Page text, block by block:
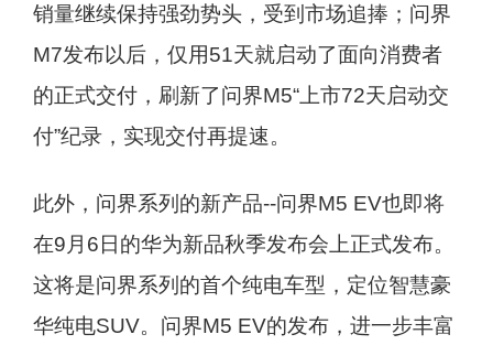
销量继续保持强劲势头，受到市场追捧；问界
M7发布以后，仅用51天就启动了面向消费者
的正式交付，刷新了问界M5“上市72天启动交
付”纪录，实现交付再提速。
此外，问界系列的新产品--问界M5 EV也即将
在9月6日的华为新品秋季发布会上正式发布。
这将是问界系列的首个纯电车型，定位智慧豪
华纯电SUV。问界M5 EV的发布，进一步丰富